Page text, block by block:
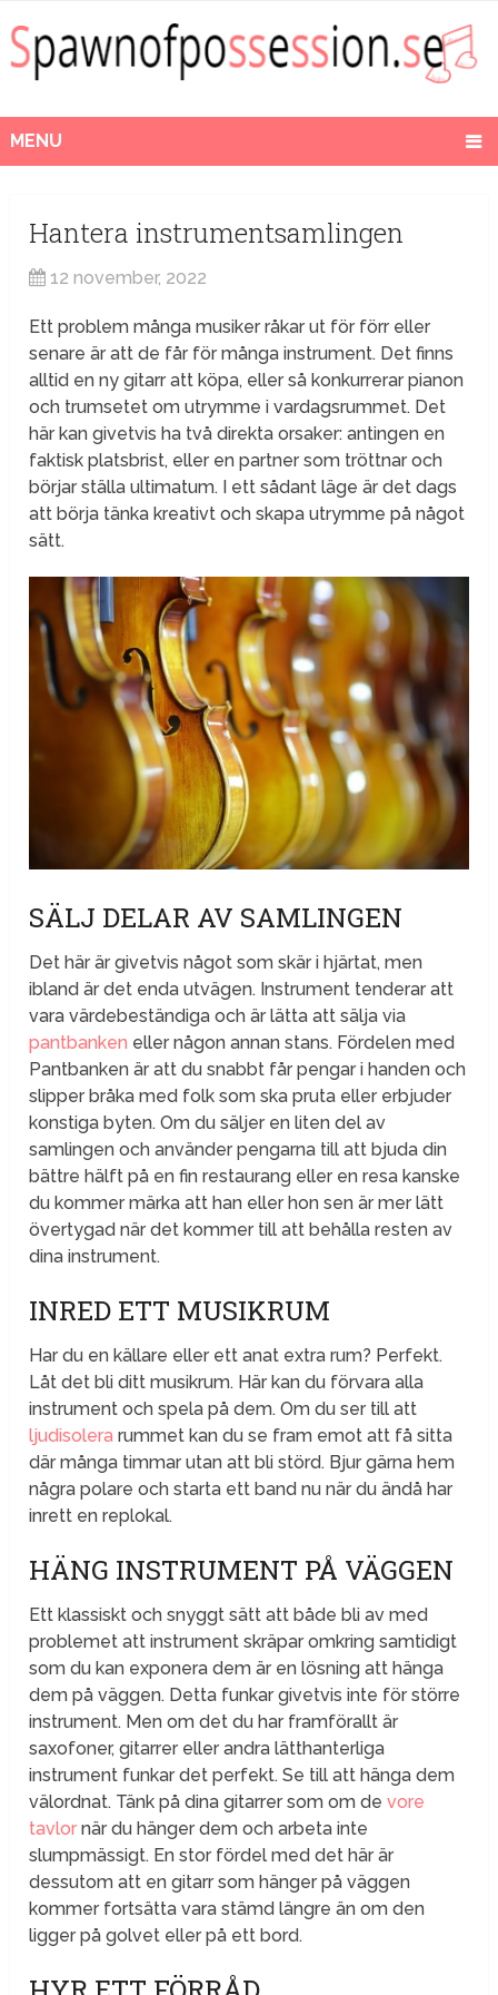
MENU
Hantera instrumentsamlingen
12 november, 2022
Ett problem många musiker råkar ut för förr eller
senare är att de får för många instrument. Det finns
alltid en ny gitarr att köpa, eller så konkurrerar pianon
och trumsetet om utrymme i vardagsrummet. Det
här kan givetvis ha två direkta orsaker: antingen en
faktisk platsbrist, eller en partner som tröttnar och
börjar ställa ultimatum. I ett sådant läge är det dags
att börja tänka kreativt och skapa utrymme på något
sätt.
SÄLJ DELAR AV SAMLINGEN
Det här är givetvis något som skär i hjärtat, men
ibland är det enda utvägen. Instrument tenderar att
vara värdebeständiga och är lätta att sälja via
pantbanken eller någon annan stans. Fördelen med
Pantbanken är att du snabbt får pengar i handen och
slipper bråka med folk som ska pruta eller erbjuder
konstiga byten. Om du säljer en liten del av
samlingen och använder pengarna till att bjuda din
bättre hälft på en fin restaurang eller en resa kanske
du kommer märka att han eller hon sen är mer lätt
övertygad när det kommer till att behålla resten av
dina instrument.
INRED ETT MUSIKRUM
Har du en källare eller ett anat extra rum? Perfekt.
Låt det bli ditt musikrum. Här kan du förvara alla
instrument och spela på dem. Om du ser till att
ljudisolera rummet kan du se fram emot att få sitta
där många timmar utan att bli störd. Bjur gärna hem
några polare och starta ett band nu när du ändå har
inrett en replokal.
HÄNG INSTRUMENT PÅ VÄGGEN
Ett klassiskt och snyggt sätt att både bli av med
problemet att instrument skräpar omkring samtidigt
som du kan exponera dem är en lösning att hänga
dem på väggen. Detta funkar givetvis inte för större
instrument. Men om det du har framförallt är
saxofoner, gitarrer eller andra lätthanterliga
instrument funkar det perfekt. Se till att hänga dem
välordnat. Tänk på dina gitarrer som om devore
tavlor när du hänger dem och arbeta inte
slumpmässigt. En stor fördel med det här är
dessutom att en gitarr som hänger på väggen
kommer fortsätta vara stämd längre än om den
ligger på golvet eller på ett bord.